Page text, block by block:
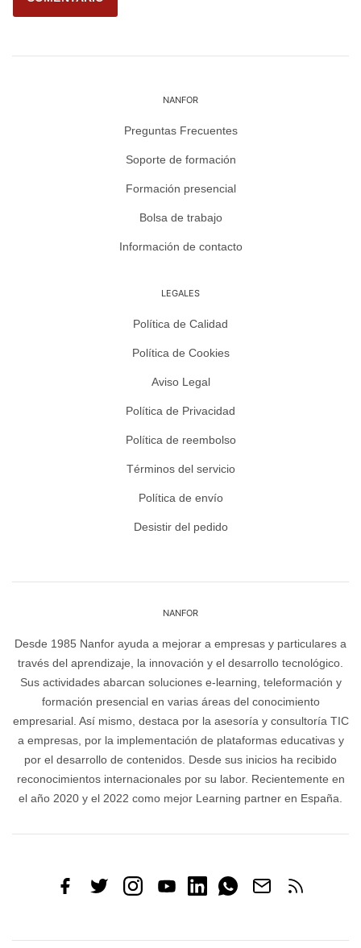
NANFOR
Preguntas Frecuentes
Soporte de formación
Formación presencial
Bolsa de trabajo
Información de contacto
LEGALES
Política de Calidad
Política de Cookies
Aviso Legal
Política de Privacidad
Política de reembolso
Términos del servicio
Política de envío
Desistir del pedido
NANFOR
Desde 1985 Nanfor ayuda a mejorar a empresas y particulares a
través del aprendizaje, la innovación y el desarrollo tecnológico.
Sus actividades abarcan soluciones e-learning, teleformación y
formación presencial en varias áreas del conocimiento
empresarial. Así mismo, destaca por la asesoría y consultoría TIC
a empresas, por la implementación de plataformas educativas y
por el desarrollo de contenidos. Desde sus inicios ha recibido
reconocimientos internacionales por su labor. Recientemente en
el año 2020 y el 2022 como mejor Learning partner en España.